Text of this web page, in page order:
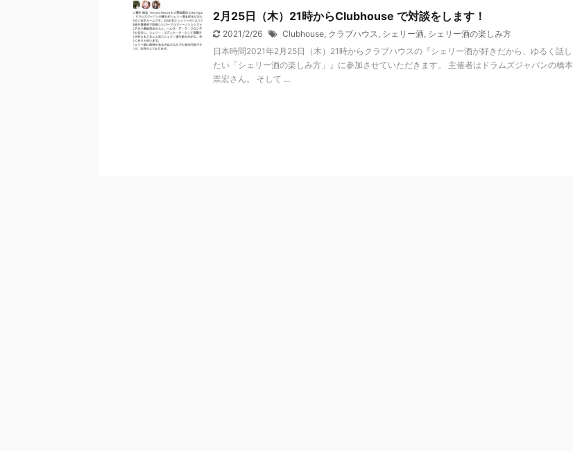
2月25日（木）21時からClubhouse で対談をします！
2021/2/26 Clubhouse, クラブハウス, シェリー酒, シェリー酒の楽しみ方
日本時間2021年2月25日（木）21時からクラブハウスの『シェリー酒が好きだから、ゆるく話し
たい「シェリー酒の楽しみ方」』に参加させていただきます。 主催者はドラムズジャパンの橋本
崇宏さん。 そして ...